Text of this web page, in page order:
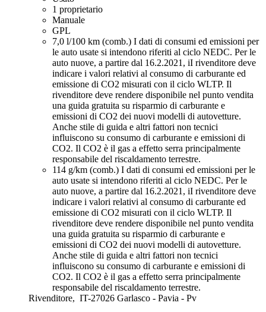
1 proprietario
Manuale
GPL
7,0 l/100 km (comb.) I dati di consumi ed emissioni per
le auto usate si intendono riferiti al ciclo NEDC. Per le
auto nuove, a partire dal 16.2.2021, iI rivenditore deve
indicare i valori relativi al consumo di carburante ed
emissione di CO2 misurati con il ciclo WLTP. Il
rivenditore deve rendere disponibile nel punto vendita
una guida gratuita su risparmio di carburante e
emissioni di CO2 dei nuovi modelli di autovetture.
Anche stile di guida e altri fattori non tecnici
influiscono su consumo di carburante e emissioni di
CO2. Il CO2 è il gas a effetto serra principalmente
responsabile del riscaldamento terrestre.
114 g/km (comb.) I dati di consumi ed emissioni per le
auto usate si intendono riferiti al ciclo NEDC. Per le
auto nuove, a partire dal 16.2.2021, iI rivenditore deve
indicare i valori relativi al consumo di carburante ed
emissione di CO2 misurati con il ciclo WLTP. Il
rivenditore deve rendere disponibile nel punto vendita
una guida gratuita su risparmio di carburante e
emissioni di CO2 dei nuovi modelli di autovetture.
Anche stile di guida e altri fattori non tecnici
influiscono su consumo di carburante e emissioni di
CO2. Il CO2 è il gas a effetto serra principalmente
responsabile del riscaldamento terrestre.
Rivenditore, IT-27026 Garlasco - Pavia - Pv